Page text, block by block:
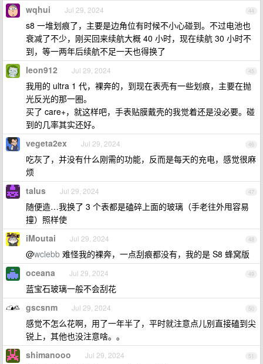
44
wqhui Jul 29, 2024
s8 一堆划痕了，主要是边角位有时候不小心碰到。不过电池也
衰减了不少，刚买回来续航大概 40 小时，现在续航 30 小时不
到，等一两年后续航不足一天也得换了
45
leon912 Jul 29, 2024
我用的 ultra 1 代，裸奔的，到现在表壳有一些划痕，主要在抛
光反光的那一圈。
买了 care+，就这样吧，手表贴膜戴壳的我觉着还是没必要。碰
到的几率其实还好。
46
vegeta2ex Jul 29, 2024
吃灰了，并没有什么刚需的功能，反而是每天的充电，感觉很麻
烦
47
talus Jul 29, 2024
随便造…我换了 3 个表都是磕碎上面的玻璃（手老往外甩容易
撞）照样使
48
iMoutai Jul 29, 2024
@wclebb 难怪我的裸奔，一点刮痕都没有，我的是 S8 蜂窝版
49
oceana Jul 29, 2024
蓝宝石玻璃一般不会刮花
50
gscsnm Jul 29, 2024
感觉不怎么花啊，用了一年半了，平时就注意点儿别直接磕到尖
锐上，其他也没注意啥。。
51
shimanooo Jul 29, 2024